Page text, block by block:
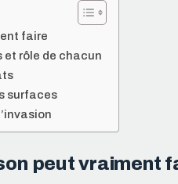
faire
rôle de chacun
surfaces
peut vraiment